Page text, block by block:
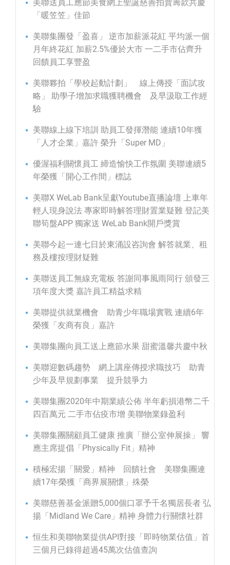
美聯送員工應節美食網上聖誕慈善拍賣籌款共慶
「暖笠笠」佳節
美聯集團發「盈喜」 逆市加薪派花紅 平均派一個
月年終花紅 加薪2.5%優於大市 一二手市佔齊升
回饋員工享豐盈
美聯夥拍「學校起動計劃」 線上傳授「面試攻
略」 助學子增加求職獲聘機會 及早汲取工作經
驗
美聯線上線下培訓 助員工發揮潛能 連續10年獲
「人才企業」嘉許 榮升「Super MD」
優渥福利關懷員工 締造愉快工作氛圍 美聯連續5
年榮獲「開心工作間」標誌
美聯X WeLab Bank呈獻Youtube直播論壇 上車年
輕人現身說法 專家即時解答理財置業疑難 登記美
聯筍盤APP 獨家送 WeLab Bank開戶獎賞
美聯今起一連七日於東涌設咨詢會 解答就業、租
務及樓按理財疑難
美聯送員工無線充電板 答謝同事風雨同行 頒發三
項年度大獎 嘉許員工精益求精
美聯提供就業機會 助青少年職場實戰 連續6年
榮獲「友商有良」嘉許
美聯集團向員工送上應節水果 甜蜜溫馨共慶中秋
美聯迎數碼趨勢 網上講座傳授求職技巧 助青
少年及早規劃事業 提升競爭力
美聯集團2020年中期業績公佈 半年虧損港幣二千
四百萬元 二手市佔疫市增 美聯物業錄盈利
美聯集團關顧員工健康 推廣「辦公室伸展操」 響
應主席提倡「Physically Fit」精神
積極宏揚「關愛」精神 回饋社會 美聯集團連
續17年榮獲「商界展關懷」殊榮
美聯慈善基金派贈5,000個口罩予千名獨居長者 弘
揚「Midland We Care」精神 身體力行關懷社群
恒生和美聯物業提供API對接「即時物業估值」首
三個月已錄得超過45萬次估值查詢